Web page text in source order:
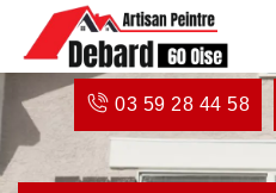
03 59 28 44 58